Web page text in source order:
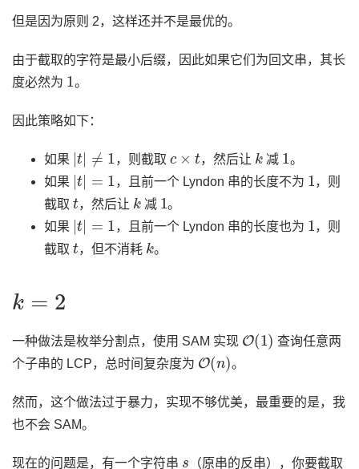
但是因为原则 2，这样还并不是最优的。
由于截取的字符是最小后缀，因此如果它们为回文串，其长
度必然为
1
。
因此策略如下：
如果
| t| 1
，则截取 ，然后让
k
减
1
。
如果
| t| 1
，且前一个 Lyndon 串的长度不为
1
，则
截取
t
，然后让
k
减
1
。
如果
| t|
，且前一个 Lyndon 串的长度也为
1
，则
截取
t
，但不消耗
k
。
k
一种做法是枚举分割点，使用 SAM 实现
O(1)
查询任意两
个子串的 LCP，总时间复杂度为
O( )
。
然而，这个做法过于暴力，实现不够优美，最重要的是，我
也不会 SAM。
现在的问题是，有一个字符串
（原串的反串），你要截取